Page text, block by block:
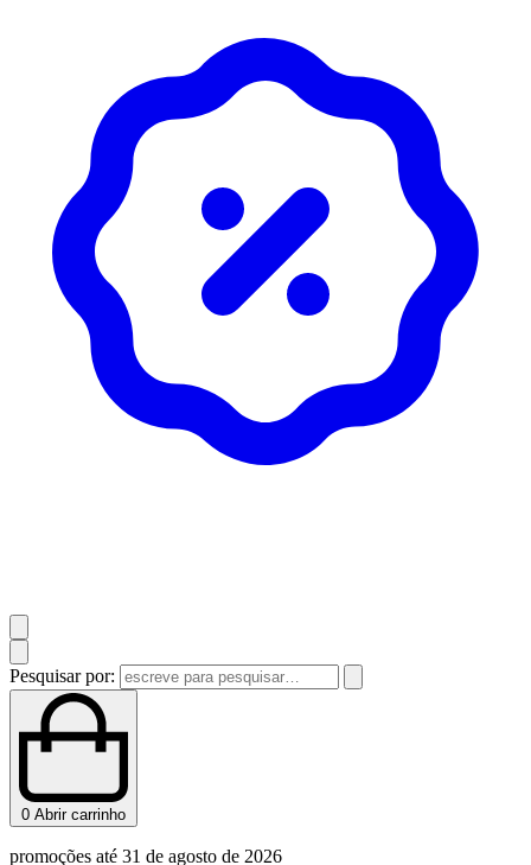
Pesquisar por:
0 Abrir carrinho
promoções até 31 de agosto de 2026